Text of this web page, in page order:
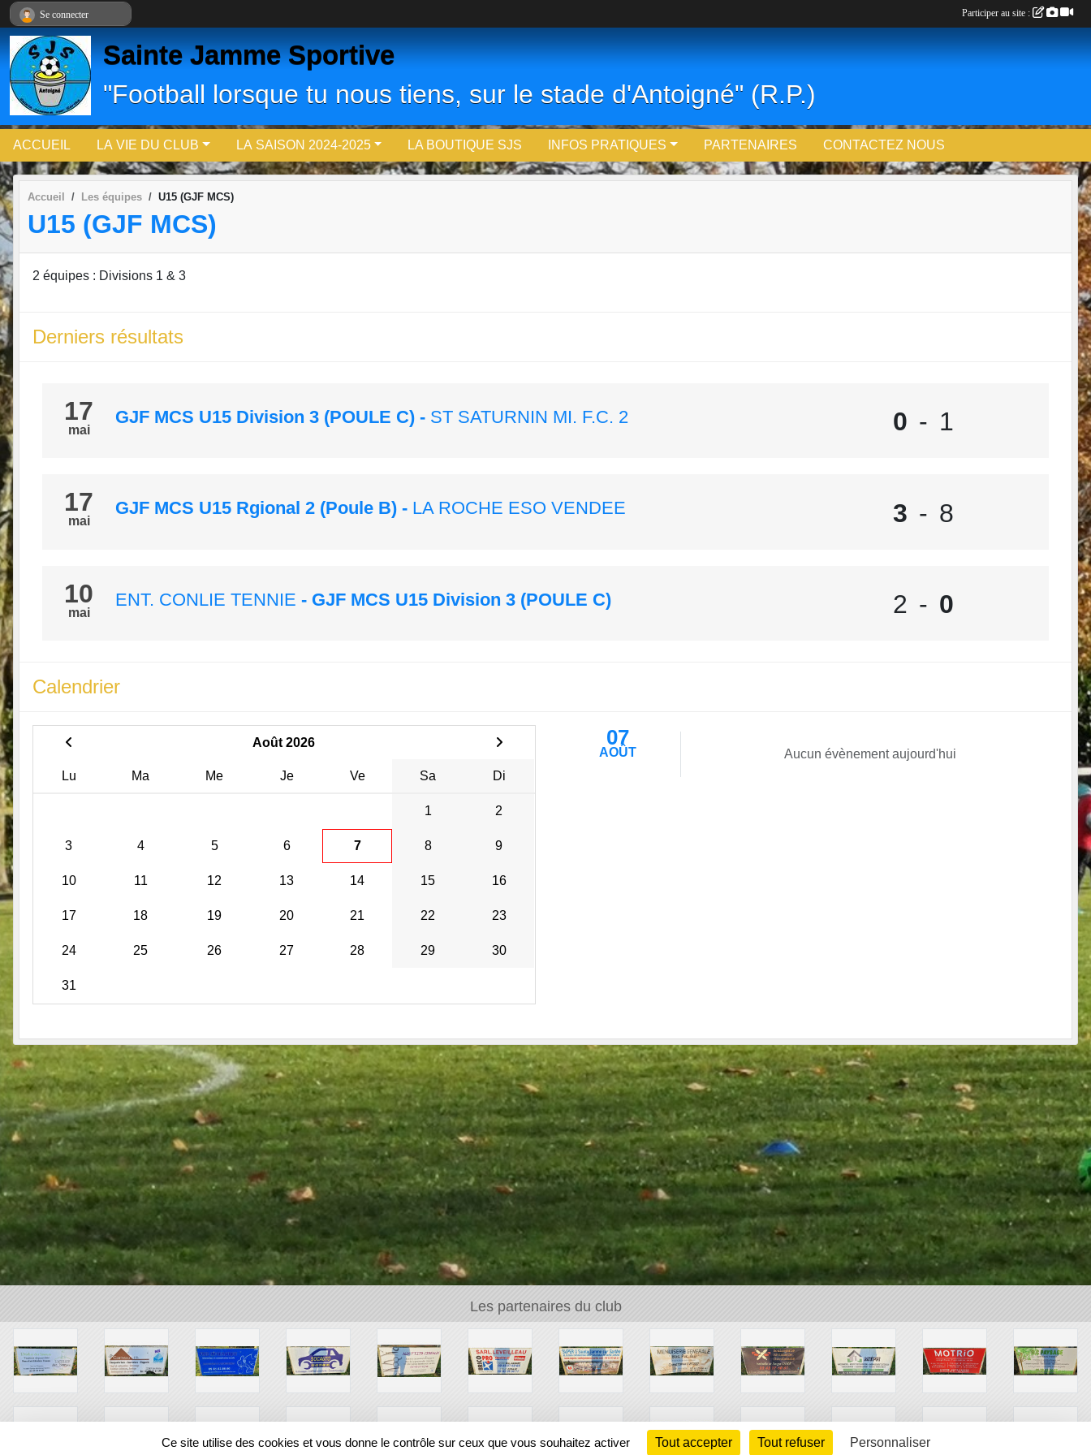
Sainte Jamme Sportive
"Football lorsque tu nous tiens, sur le stade d'Antoigné" (R.P.)
ACCUEIL LA VIE DU CLUB LA SAISON 2024-2025 LA BOUTIQUE SJS INFOS PRATIQUES PARTENAIRES CONTACTEZ NOUS
Accueil Les équipes U15 (GJF MCS)
U15 (GJF MCS)
2 équipes : Divisions 1 & 3
Derniers résultats
17
mai
GJF MCS U15 Division 3 (POULE C) - ST SATURNIN MI. F.C. 2 0 - 1
17
mai
GJF MCS U15 Rgional 2 (Poule B) - LA ROCHE ESO VENDEE 3 - 8
10
mai
ENT. CONLIE TENNIE - GJF MCS U15 Division 3 (POULE C) 2 - 0
Calendrier
Août 2026
Lu Ma Me Je Ve Sa Di
1 2
3 4 5 6 7 8 9
10 11 12 13 14 15 16
17 18 19 20 21 22 23
24 25 26 27 28 29 30
31
07
AOÛT Aucun évènement aujourd'hui
Les partenaires du club
Se connecter Participer au site :
Panneau de gestion des cookies
Ce site utilise des cookies et vous donne le contrôle sur ceux que vous souhaitez activer Tout accepter Tout refuser Personnaliser